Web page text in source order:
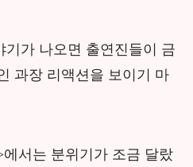
기가 나오면 출연진들이 금
과장 리액션을 보이기 마
서는 분위기가 조금 달랐